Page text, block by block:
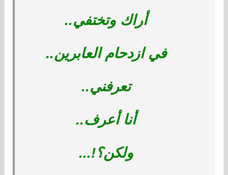
أراك وتختفي..
في ازدحام العابرين..
تعرفني..
أنا أعرف..
ولكن؟!...